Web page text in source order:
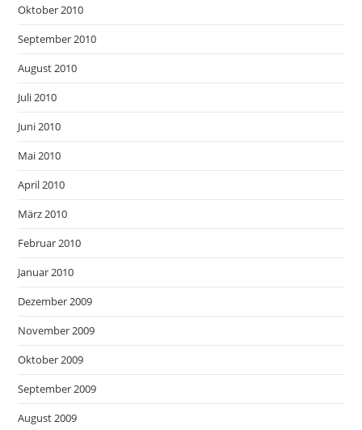
Oktober 2010
September 2010
August 2010
Juli 2010
Juni 2010
Mai 2010
April 2010
März 2010
Februar 2010
Januar 2010
Dezember 2009
November 2009
Oktober 2009
September 2009
August 2009